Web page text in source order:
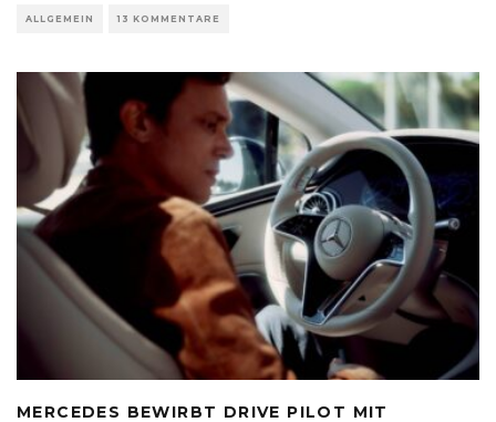
ALLGEMEIN 13 KOMMENTARE
MERCEDES BEWIRBT DRIVE PILOT MIT